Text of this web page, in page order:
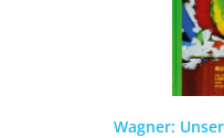
Wagner: